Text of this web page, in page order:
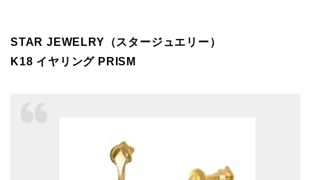
STAR JEWELRY（スタージュエリー）
K18 イヤリング PRISM